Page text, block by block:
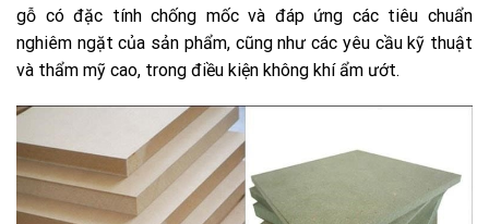
gỗ có đặc tính chống mốc và đáp ứng các tiêu chuẩn
nghiêm ngặt của sản phẩm, cũng như các yêu cầu kỹ thuật
và thẩm mỹ cao, trong điều kiện không khí ẩm ướt.